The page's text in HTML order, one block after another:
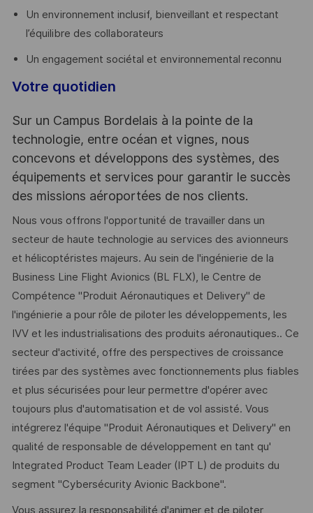
Un environnement inclusif, bienveillant et respectant
l’équilibre des collaborateurs
Un engagement sociétal et environnemental reconnu
Votre quotidien
Sur un Campus Bordelais à la pointe de la
technologie, entre océan et vignes, nous
concevons et développons des systèmes, des
équipements et services pour garantir le succès
des missions aéroportées de nos clients.
Nous vous offrons l'opportunité de travailler dans un
secteur de haute technologie au services des avionneurs
et hélicoptéristes majeurs. Au sein de l'ingénierie de la
Business Line Flight Avionics (BL FLX), le Centre de
Compétence "Produit Aéronautiques et Delivery" de
l'ingénierie a pour rôle de piloter les développements, les
IVV et les industrialisations des produits aéronautiques.. Ce
secteur d'activité, offre des perspectives de croissance
tirées par des systèmes avec fonctionnements plus fiables
et plus sécurisées pour leur permettre d'opérer avec
toujours plus d'automatisation et de vol assisté. Vous
intégrerez l'équipe "Produit Aéronautiques et Delivery" en
qualité de responsable de développement en tant qu'
Integrated Product Team Leader (IPT L) de produits du
segment "Cybersécurity Avionic Backbone".
Vous assurez la responsabilité d'animer et de piloter